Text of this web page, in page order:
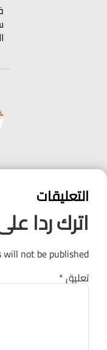
التعليقات
اترك ردا
not be published.
تعليق*